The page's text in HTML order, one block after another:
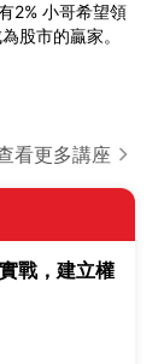
2% 小哥希望領
股市的贏家。
看更多講座
戰，建立權